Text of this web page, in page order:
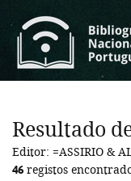
Resultado
Editor: =ASSIRIO &
46 registos